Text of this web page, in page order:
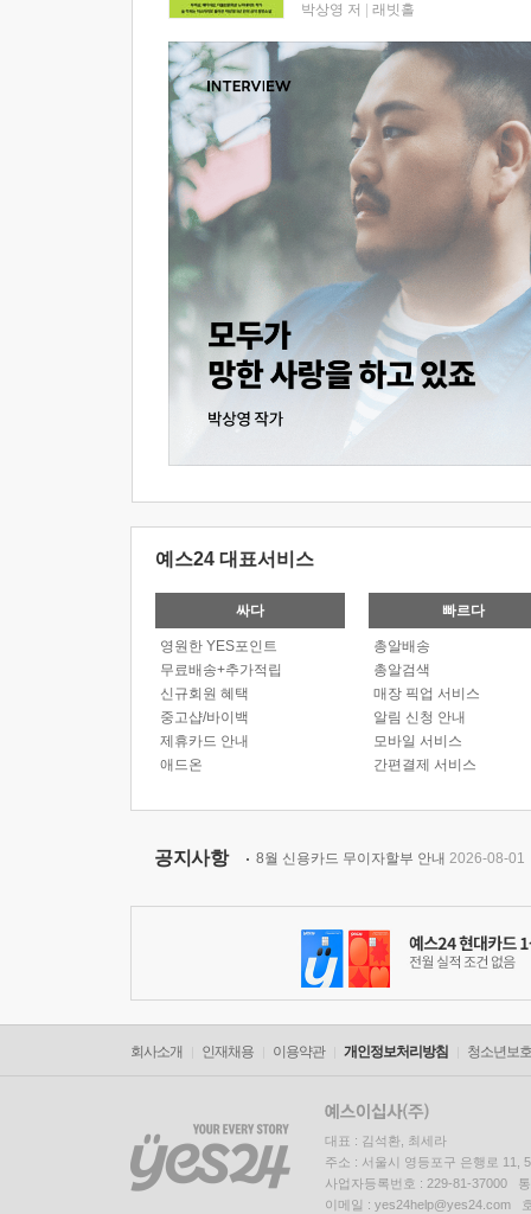
박상영 저 래빗홀
예스24 대표서비스
싸다
영원한 YES포인트
무료배송+추가적립
신규회원 혜택
중고샵/바이백
제휴카드 안내
애드온
빠르다
총알배송
총알검색
매장 픽업 서비스
알림 신청 안내
모바일 서비스
간편결제 서비스
공지사항 8월 신용카드 무이자할부 안내 2026-08-01
회사소개 인재채용 이용약관 개인정보처리방침 청소년보
대표 : 김석환, 최세라
주소 : 서울시 영등포구 은행로 11,
사업자등록번호 : 229-81-37000
이메일 : yes24help@yes24.com